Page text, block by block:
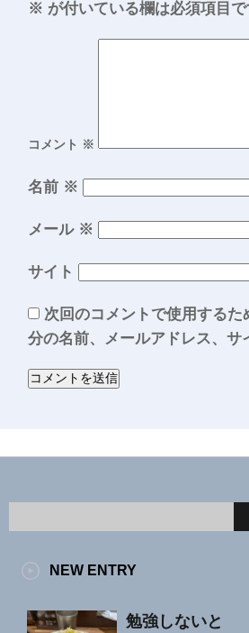
※ が付いている欄は必須項目
コメント ※
名前 ※
メール ※
サイト
次回のコメントで使用するた
分の名前、メールアドレス、サ
NEW ENTRY
勉強しないと